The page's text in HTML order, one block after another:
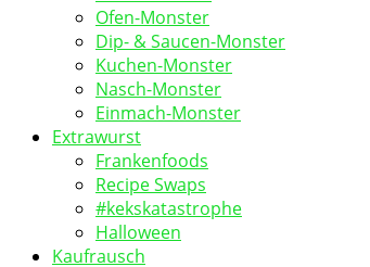
Ofen-Monster
Dip- & Saucen-Monster
Kuchen-Monster
Nasch-Monster
Einmach-Monster
Extrawurst
Frankenfoods
Recipe Swaps
#kekskatastrophe
Halloween
Kaufrausch